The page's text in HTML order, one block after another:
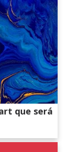
que será